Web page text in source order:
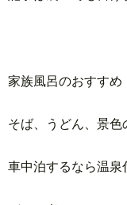
家族風呂のおすすめ
そば、うどん、景色
車中泊するなら温泉